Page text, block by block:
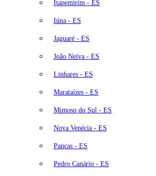
Itapemirim - ES
Iúna - ES
Jaguaré - ES
João Neiva - ES
Linhares - ES
Marataízes - ES
Mimoso do Sul - ES
Nova Venécia - ES
Pancas - ES
Pedro Canário - ES